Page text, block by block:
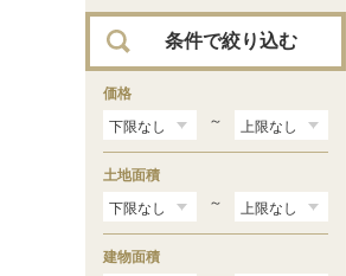
上総久保 （1）
条件で絞り込む
価格
～
土地面積
～
建物面積